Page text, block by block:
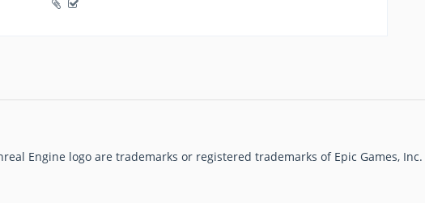
Engine logo are trademarks or registered trademarks of Epic Games,